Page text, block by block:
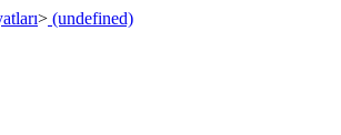
> (undefined)